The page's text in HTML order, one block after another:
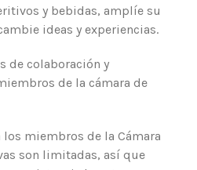
y bebidas, amplíe su
ideas y experiencias.
de colaboración y
de la cámara de
los miembros de la Cámara
son limitadas, así que